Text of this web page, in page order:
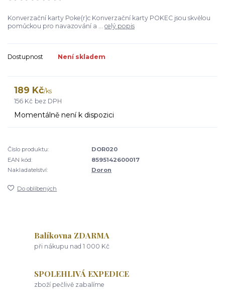
Konverzační karty Poke(r)c Konverzační karty POKEC jsou skvělou
pomůckou pro navazování a ... celý popis
Dostupnost Není skladem
189 Kč/ks
156 Kč bez DPH
Momentálně není k dispozici
Číslo produktu:
DOR020
EAN kód:
8595142600017
Nakladatelství:
Doron
Do oblíbených
Balíkovna ZDARMA
při nákupu nad 1 000 Kč
SPOLEHLIVÁ EXPEDICE
zboží pečlivě zabalíme